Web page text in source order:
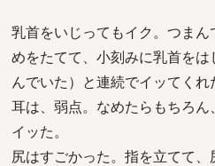
乳首をいじってもイク。つま
めをたてて、小刻みに乳首を
んでいた）と連続でイッてくれ
耳は、弱点。なめたらもちろ
イッた。
尻はすごかった。指を立てて